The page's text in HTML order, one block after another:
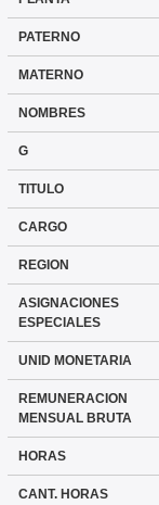
PATERNO
MATERNO
NOMBRES
G
TITULO
CARGO
REGION
ASIGNACIONES
ESPECIALES
UNID MONETARIA
REMUNERACION
MENSUAL BRUTA
HORAS
CANT. HORAS